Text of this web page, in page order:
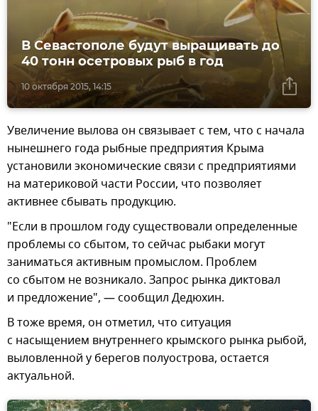
10 октября 2015, 14:15
В Севастополе будут выращивать до
40 тонн осетровых рыб в год
Увеличение вылова он связывает с тем, что с начала
нынешнего года рыбные предприятия Крыма
установили экономические связи с предприятиями
на материковой части России, что позволяет
активнее сбывать продукцию.
"Если в прошлом году существовали определенные
проблемы со сбытом, то сейчас рыбаки могут
заниматься активным промыслом. Проблем
со сбытом не возникало. Запрос рынка диктовал
и предложение", — сообщил Дедюхин.
В тоже время, он отметил, что ситуация
с насыщением внутреннего крымского рынка рыбой,
выловленной у берегов полуострова, остается
актуальной.